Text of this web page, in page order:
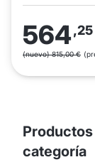
564,25
(nuevo) 815,00 €
categoría